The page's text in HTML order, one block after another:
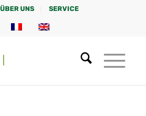
ÜBER UNS SERVICE